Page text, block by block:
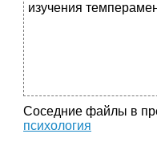
изучения
Соседние файлы в
психология